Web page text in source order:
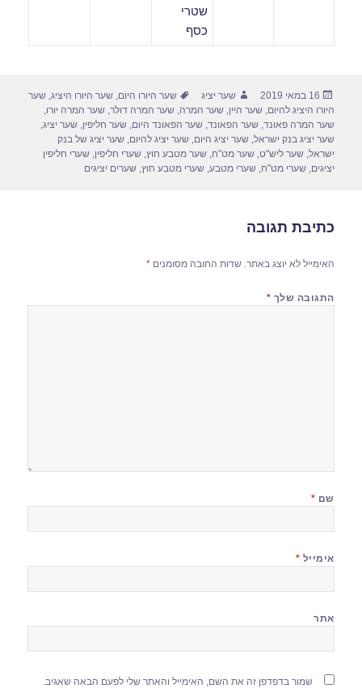
שטרי
כסף
פורסם
בתאריך
16 במאי 2019 מחבר
שער יציג תגיות
שער היורו היום,שער היורו היציג,שער
היורו היציג להיום,שער היין,שער המרה,שער המרה דולר,שער המרה יורו,
שער המרה פאונד,שער הפאונד,שער הפאונד היום,שער חליפין,שער יציג,
שער יציג בנק ישראל,שער יציג היום,שער יציג להיום,שער יציג של בנק
ישראל,שער ליש"ט,שער מט"ח,שער מטבע חוץ,שערי חליפין,שערי חליפין
יציגים,שערי מט"ח,שערי מטבע,שערי מטבע חוץ,שערים יציגים
כתיבת תגובה
האימייל לא יוצג באתר. שדות החובה מסומנים*
התגובה שלך *
שם *
אימייל *
אתר
שמור בדפדפן זה את השם, האימייל והאתר שלי לפעם הבאה שאגיב.